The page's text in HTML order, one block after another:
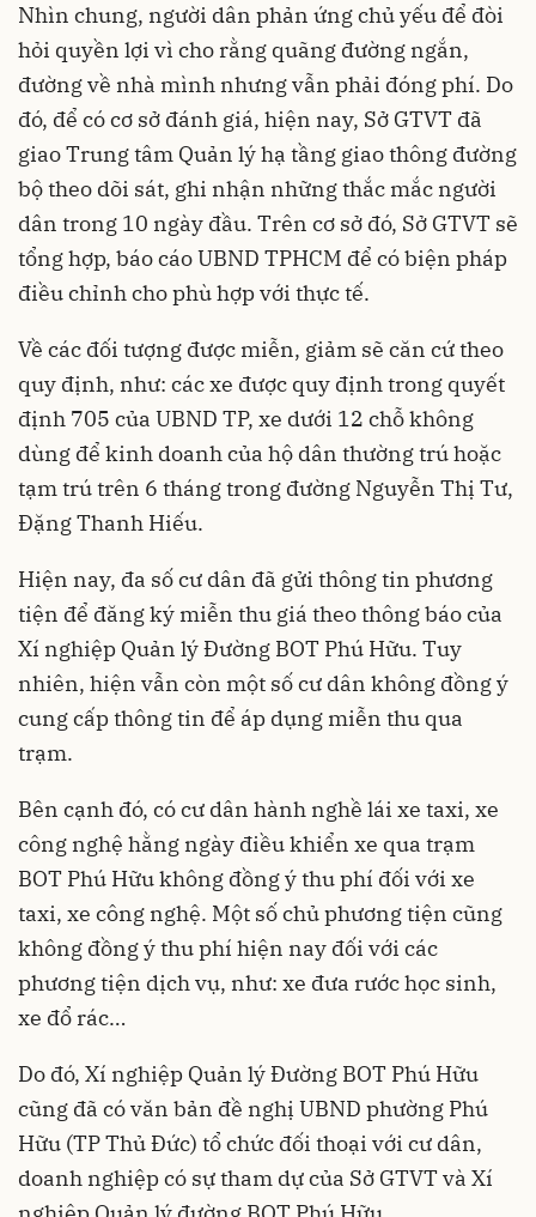
Nhìn chung, người dân phản ứng chủ yếu để đòi
hỏi quyền lợi vì cho rằng quãng đường ngắn,
đường về nhà mình nhưng vẫn phải đóng phí. Do
đó, để có cơ sở đánh giá, hiện nay, Sở GTVT đã
giao Trung tâm Quản lý hạ tầng giao thông đường
bộ theo dõi sát, ghi nhận những thắc mắc người
dân trong 10 ngày đầu. Trên cơ sở đó, Sở GTVT sẽ
tổng hợp, báo cáo UBND TPHCM để có biện pháp
điều chỉnh cho phù hợp với thực tế.
Về các đối tượng được miễn, giảm sẽ căn cứ theo
quy định, như: các xe được quy định trong quyết
định 705 của UBND TP, xe dưới 12 chỗ không
dùng để kinh doanh của hộ dân thường trú hoặc
tạm trú trên 6 tháng trong đường Nguyễn Thị Tư,
Đặng Thanh Hiếu.
Hiện nay, đa số cư dân đã gửi thông tin phương
tiện để đăng ký miễn thu giá theo thông báo của
Xí nghiệp Quản lý Đường BOT Phú Hữu. Tuy
nhiên, hiện vẫn còn một số cư dân không đồng ý
cung cấp thông tin để áp dụng miễn thu qua
trạm.
Bên cạnh đó, có cư dân hành nghề lái xe taxi, xe
công nghệ hằng ngày điều khiển xe qua trạm
BOT Phú Hữu không đồng ý thu phí đối với xe
taxi, xe công nghệ. Một số chủ phương tiện cũng
không đồng ý thu phí hiện nay đối với các
phương tiện dịch vụ, như: xe đưa rước học sinh,
xe đổ rác…
Do đó, Xí nghiệp Quản lý Đường BOT Phú Hữu
cũng đã có văn bản đề nghị UBND phường Phú
Hữu (TP Thủ Đức) tổ chức đối thoại với cư dân,
doanh nghiệp có sự tham dự của Sở GTVT và Xí